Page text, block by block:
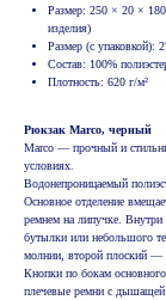
Размер: 250 × 20 ×
изделия)
Размер (с упаковкой):
Состав: 100%
Плотность: 620 г/м²
Рюкзак Marco, черный
Marco — прочный и
условиях.
Водонепроницаемый
Основное отделение
ремнем на липучке. Внутри
бутылки или небольшого
молнии, второй плоский —
Кнопки по бокам
плечевые ремни с дышащей